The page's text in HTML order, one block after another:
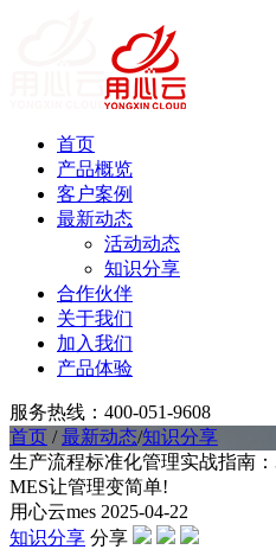
首页
产品概览
客户案例
最新动态
活动动态
知识分享
合作伙伴
关于我们
加入我们
产品体验
服务热线：400-051-9608
首页 /最新动态/知识分享
生产流程标准化管理实战指南
MES让管理变简单!
用心云mes 2025-04-22
知识分享 分享